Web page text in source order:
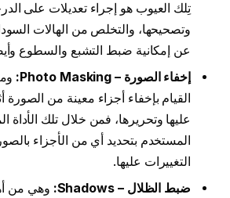
تِلك العيوب هو إجراء تعديلات على
وتصحيحها، والتخلص من الهالات
عن إمكانية ضبط التشبع والسطوع
إخفاء الصورة – Photo Masking:
القيام بإخفاء أجزاء معينة من الصورة
عليها وتحريرها، فمن خلال تلك الأداة
المستخدم بتحديد أي من الأجزاء
التغييرات عليها.
ضبط الظلال – Shadows:
وهي من